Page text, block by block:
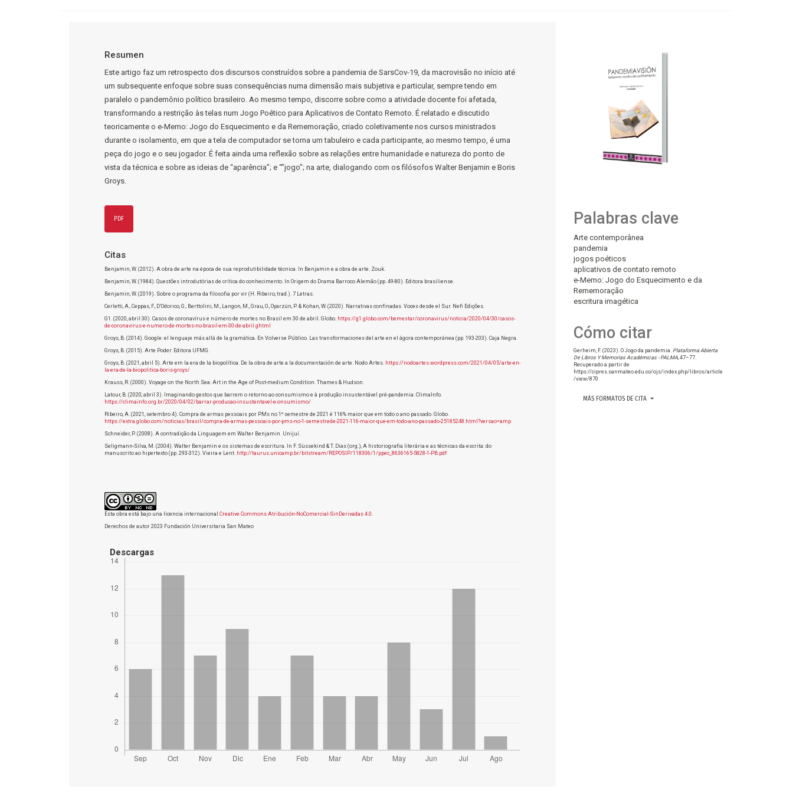
Palabras clave
Arte contemporânea
pandemia
jogos poéticos
aplicativos de contato remoto
e-Memo: Jogo do Esquecimento e da
Rememoração
escritura imagética
Cómo citar
Gerheim, F. (2023). O Jogo da pandemia. Plataforma Abierta
De Libros Y Memorias Académicas - PALMA, 47–77.
Recuperado a partir de
https://cipres.sanmateo.edu.co/ojs/index.php/libros/article
/view/870
MÁS FORMATOS DE CITA
Resumen
Este artigo faz um retrospecto dos discursos construídos sobre a pandemia de SarsCov-19, da macrovisão no início até
um subsequente enfoque sobre suas consequências numa dimensão mais subjetiva e particular, sempre tendo em
paralelo o pandemônio político brasileiro. Ao mesmo tempo, discorre sobre como a atividade docente foi afetada,
transformando a restrição às telas num Jogo Poético para Aplicativos de Contato Remoto. É relatado e discutido
teoricamente o e-Memo: Jogo do Esquecimento e da Rememoração, criado coletivamente nos cursos ministrados
durante o isolamento, em que a tela de computador se torna um tabuleiro e cada participante, ao mesmo tempo, é uma
peça do jogo e o seu jogador. É feita ainda uma reflexão sobre as relações entre humanidade e natureza do ponto de
vista da técnica e sobre as ideias de “aparência”; e “”jogo”; na arte, dialogando com os filósofos Walter Benjamin e Boris
Groys.
PDF
Citas
Benjamin, W. (2012). A obra de arte na época de sua reprodutibilidade técnica. In Benjamin e a obra de arte. Zouk.
Benjamin, W. (1984). Questões introdutórias de crítica do conhecimento. In Origem do Drama Barroco Alemão (pp. 49-80). Editora brasiliense.
Benjamin, W. (2019). Sobre o programa da filosofia por vir (H. Ribeiro, trad.). 7 Letras.
Cerletti, A., Ceppas, F., D’Odorico, G., Berttolini, M., Langon, M., Grau, O., Oyarzún, P. & Kohan, W. (2020). Narrativas confinadas. Voces desde el Sur. Nefi Edições.
G1. (2020, abril 30). Casos de coronavírus e número de mortes no Brasil em 30 de abril. Globo. https://g1.globo.com/bemestar/coronavirus/noticia/2020/04/30/casos-
de-coronavirus-e-numero-de-mortes-no-brasil-em-30-de-abril.ghtml
Groys, B. (2014). Google: el lenguaje más allá de la gramática. En Volverse Público. Las transformaciones del arte en el ágora contemporánea (pp. 193-203). Caja Negra.
Groys, B. (2015). Arte Poder. Editora UFMG.
Groys, B. (2021, abril 5). Arte em la era de la biopolítica. De la obra de arte a la documentación de arte. Nodo Artes. https://nodoartes.wordpress.com/2021/04/05/arte-en-
la-era-de-la-biopolitica-boris-groys/
Krauss, R. (2000). Voyage on the North Sea: Art in the Age of Post-medium Condition. Thames & Hudson.
Latour, B. (2020, abril 3). Imaginando gestos que barrem o retorno ao consumismo e à produção insustentável pré-pandemia. ClimaInfo.
https://climainfo.org.br/2020/04/02/barrar-producao-insustentavel-e-onsumismo/
Ribeiro, A. (2021, setembro 4). Compra de armas pessoais por PMs no 1º semestre de 2021 é 116% maior que em todo o ano passado. Globo.
https://extra.globo.com/noticias/brasil/compra-de-armas-pessoais-por-pms-no-1-semestrede-2021-116-maior-que-em-todo-ano-passado-25185248.html?versao=amp
Schneider, P. (2008). A contradição da Linguagem em Walter Benjamin. Unijuí.
Seligmann-Silva, M. (2004). Walter Benjamin e os sistemas de escritura. In F. Süssekind & T. Dias (org.), A historiografia literária e as técnicas da escrita: do
manuscrito ao hipertexto (pp. 293-312). Vieira e Lent. http://taurus.unicamp.br/bitstream/REPOSIP/118306/1/ppec_8636165-5828-1-PB.pdf
Esta obra está bajo una licencia internacional Creative Commons Atribución-NoComercial-SinDerivadas 4.0.
Derechos de autor 2023 Fundación Universitaria San Mateo
Descargas